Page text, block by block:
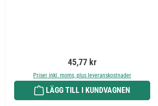
Ordinarie pris:
45,77 kr
Priser inkl. moms, plus leveranskostnader
LÄGG TILL I KUNDVAGNEN